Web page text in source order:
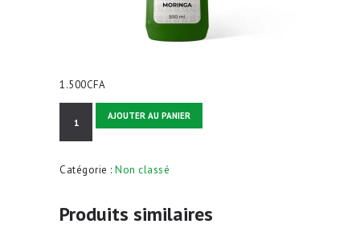
1.500CFA
Savon
à
Moringa
AJOUTER AU PANIER
Catégorie : Non classé
Produits similaires